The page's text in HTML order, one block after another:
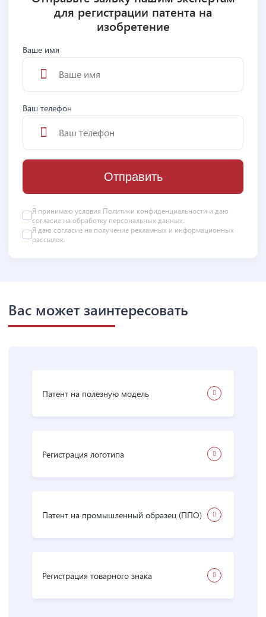
для регистрации патента на
изобретение
Ваше имя
Ваш телефон
Отправить
Я принимаю условия Политики конфиденциальности и даю
согласие на обработку персональных данных.
Я даю согласие на получение рекламных и информационных
рассылок.
Вас может заинтересовать
Патент на полезную модель
Регистрация логотипа
Патент на промышленный образец (ППО)
Регистрация товарного знака